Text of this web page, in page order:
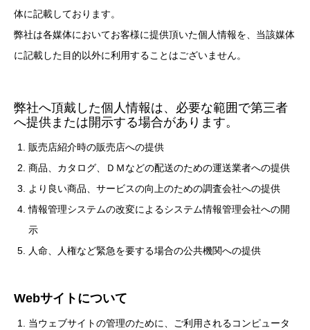
体に記載しております。
弊社は各媒体においてお客様に提供頂いた個人情報を、当該媒体
に記載した目的以外に利用することはございません。
弊社へ頂戴した個人情報は、必要な範囲で第三者
へ提供または開示する場合があります。
販売店紹介時の販売店への提供
商品、カタログ、ＤＭなどの配送のための運送業者への提供
より良い商品、サービスの向上のための調査会社への提供
情報管理システムの改変によるシステム情報管理会社への開
示
人命、人権など緊急を要する場合の公共機関への提供
Webサイトについて
当ウェブサイトの管理のために、ご利用されるコンピュータ